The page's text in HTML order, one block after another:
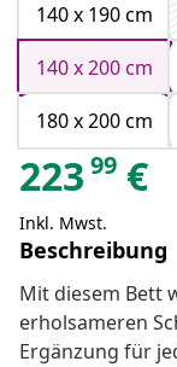
140 x 190 cm
140 x 200 cm
180 x 200 cm
223 99 €
Inkl. Mwst.
Beschreibung
Mit diesem Bett
erholsameren
Ergänzung für